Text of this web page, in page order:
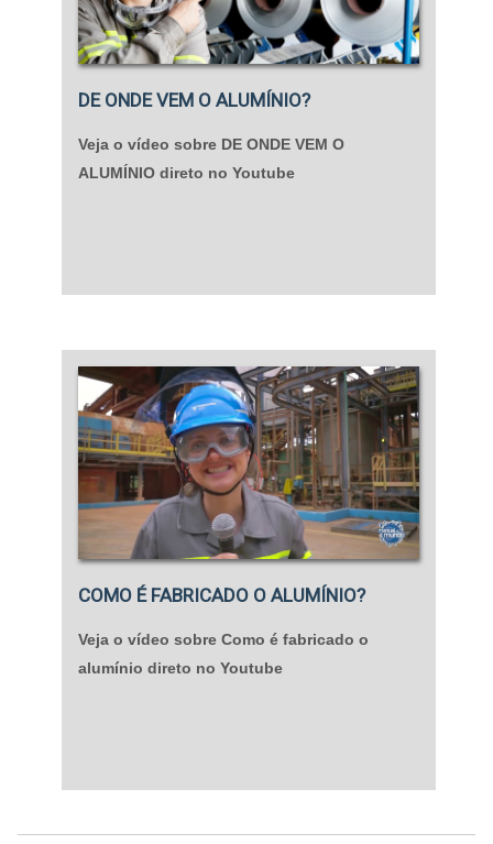
DE ONDE VEM O ALUMÍNIO?
Veja o vídeo sobre DE ONDE VEM O
ALUMÍNIO direto no Youtube
COMO É FABRICADO O ALUMÍNIO?
Veja o vídeo sobre Como é fabricado o
alumínio direto no Youtube